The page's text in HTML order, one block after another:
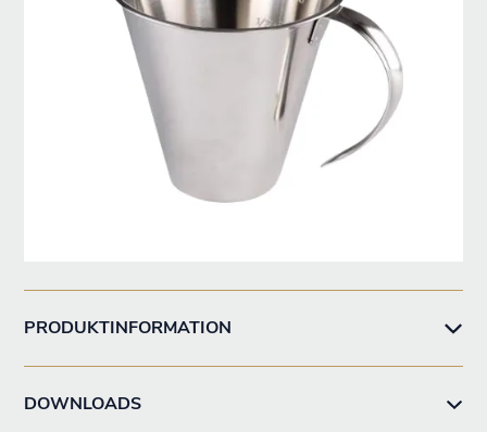
PRODUKTINFORMATION
DOWNLOADS